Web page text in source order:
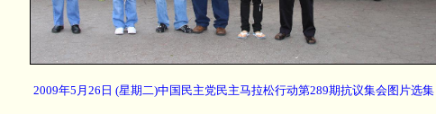
2009年5月26日 (星期二)中国民主党民主马拉松行动第289期抗议集会图片选集